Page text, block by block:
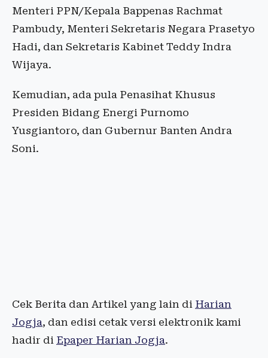
Menteri PPN/Kepala Bappenas Rachmat
Pambudy, Menteri Sekretaris Negara Prasetyo
Hadi, dan Sekretaris Kabinet Teddy Indra
Wijaya.
Kemudian, ada pula Penasihat Khusus
Presiden Bidang Energi Purnomo
Yusgiantoro, dan Gubernur Banten Andra
Soni.
Cek Berita dan Artikel yang lain di Harian
Jogja, dan edisi cetak versi elektronik kami
hadir di Epaper Harian Jogja.